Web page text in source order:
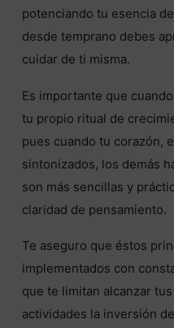
potenciando tu esencia de
desde temprano debes
cuidar de ti misma.
Es importante que
tu propio ritual de
pues cuando tu corazón,
sintonizados, los demás
son más sencillas y
claridad de pensamiento.
Te aseguro que éstos
implementados con
que te limitan alcanzar
actividades la inversión